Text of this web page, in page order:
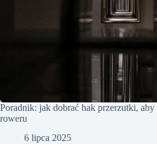
Poradnik: jak dobrać hak przerzutki,
roweru
6 lipca 2025